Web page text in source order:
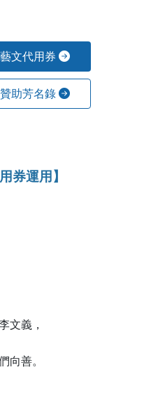
藝文代用券
贊助芳名錄
券運用】
文義，
向善。